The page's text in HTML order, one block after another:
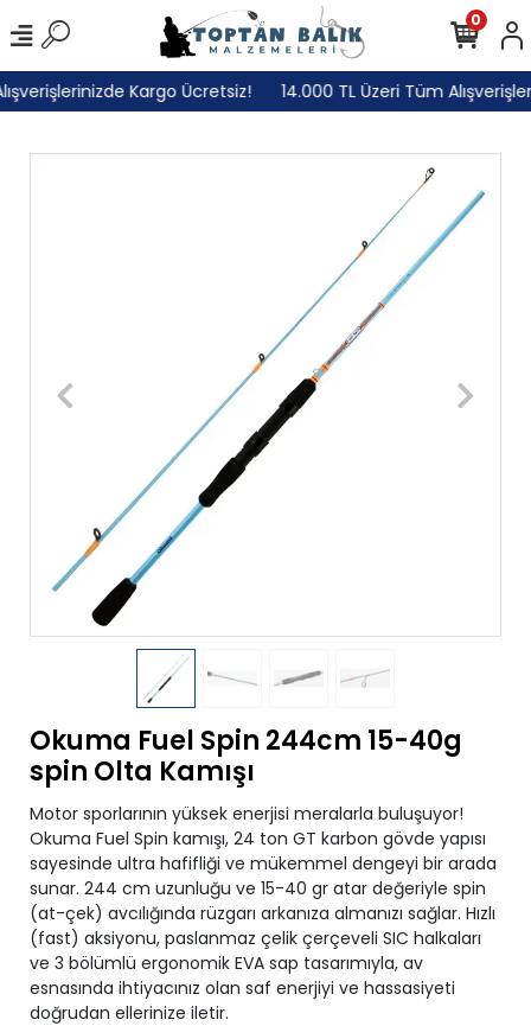
Kargo Ücretsiz! 14.000 TL Üzeri Tüm
0
Okuma Fuel Spin 244cm 15-40g
spin Olta Kamışı
Motor sporlarının yüksek enerjisi meralarla buluşuyor!
Okuma Fuel Spin kamışı, 24 ton GT karbon gövde yapısı
sayesinde ultra hafifliği ve mükemmel dengeyi bir arada
sunar. 244 cm uzunluğu ve 15-40 gr atar değeriyle spin
(at-çek) avcılığında rüzgarı arkanıza almanızı sağlar. Hızlı
(fast) aksiyonu, paslanmaz çelik çerçeveli SIC halkaları
ve 3 bölümlü ergonomik EVA sap tasarımıyla, av
esnasında ihtiyacınız olan saf enerjiyi ve hassasiyeti
doğrudan ellerinize iletir.